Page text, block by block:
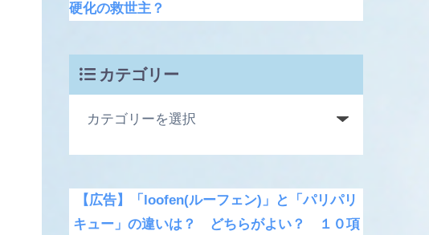
硬化の救世主？
カテゴリー
【広告】「loofen(ルーフェン)」と「パリパリ
キュー」の違いは？ どちらがよい？ １０項